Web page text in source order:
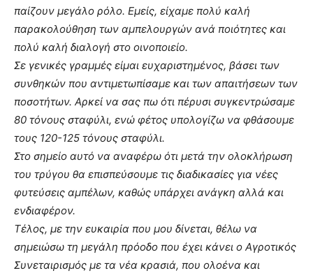
παίζουν μεγάλο ρόλο. Εμείς, είχαμε πολύ καλή
παρακολούθηση των αμπελουργών ανά ποιότητες και
πολύ καλή διαλογή στο οινοποιείο.
Σε γενικές γραμμές είμαι ευχαριστημένος, βάσει των
συνθηκών που αντιμετωπίσαμε και των απαιτήσεων των
ποσοτήτων. Αρκεί να σας πω ότι πέρυσι συγκεντρώσαμε
80 τόνους σταφύλι, ενώ φέτος υπολογίζω να φθάσουμε
τους 120-125 τόνους σταφύλι.
Στο σημείο αυτό να αναφέρω ότι μετά την ολοκλήρωση
του τρύγου θα επισπεύσουμε τις διαδικασίες για νέες
φυτεύσεις αμπέλων, καθώς υπάρχει ανάγκη αλλά και
ενδιαφέρον.
Τέλος, με την ευκαιρία που μου δίνεται, θέλω να
σημειώσω τη μεγάλη πρόοδο που έχει κάνει ο Αγροτικός
Συνεταιρισμός με τα νέα κρασιά, που ολοένα και